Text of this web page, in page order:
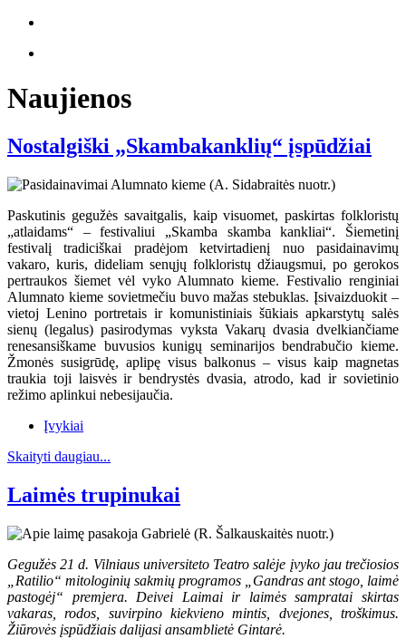
Naujienos
Nostalgiški „Skambakanklių“ įspūdžiai
Paskutinis gegužės savaitgalis, kaip visuomet, paskirtas folkloristų
„atlaidams“ – festivaliui „Skamba skamba kankliai“. Šiemetinį
festivalį tradiciškai pradėjom ketvirtadienį nuo pasidainavimų
vakaro, kuris, dideliam senųjų folkloristų džiaugsmui, po gerokos
pertraukos šiemet vėl vyko Alumnato kieme. Festivalio renginiai
Alumnato kieme sovietmečiu buvo mažas stebuklas. Įsivaizduokit –
vietoj Lenino portretais ir komunistiniais šūkiais apkarstytų salės
sienų (legalus) pasirodymas vyksta Vakarų dvasia dvelkiančiame
renesansiškame buvusios kunigų seminarijos bendrabučio kieme.
Žmonės susigrūdę, aplipę visus balkonus – visus kaip magnetas
traukia toji laisvės ir bendrystės dvasia, atrodo, kad ir sovietinio
režimo aplinkui nebesijaučia.
Įvykiai
Skaityti daugiau...
Laimės trupinukai
Gegužės 21 d. Vilniaus universiteto Teatro salėje įvyko jau trečiosios
„Ratilio“ mitologinių sakmių programos „Gandras ant stogo, laimė
pastogėj“ premjera. Deivei Laimai ir laimės sampratai skirtas
vakaras, rodos, suvirpino kiekvieno mintis, dvejones, troškimus.
Žiūrovės įspūdžiais dalijasi ansamblietė Gintarė.